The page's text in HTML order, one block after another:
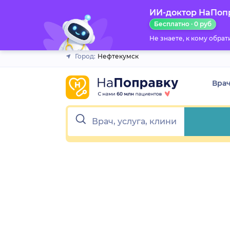
ИИ-доктор
Бесплатно · 0 руб
Не знаете, к кому
Город: Нефтекумск